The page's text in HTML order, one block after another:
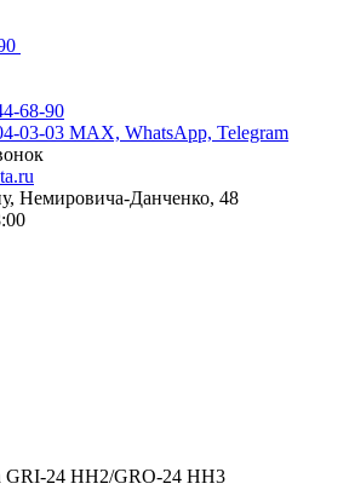
68-90
03-03 MAX, WhatsApp, Telegram
Немировича-Данченко, 48
GRI-24 HH2/GRO-24 HH3